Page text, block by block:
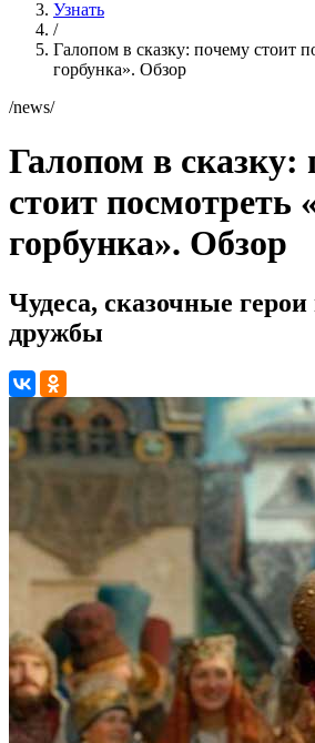
Узнать
/
Галопом в сказку: почему стоит
горбунка». Обзор
/news/
Галопом в сказку:
стоит посмотреть
горбунка». Обзор
Чудеса, сказочные
дружбы